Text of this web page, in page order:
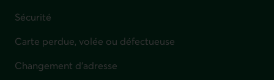
Sécurité
Carte perdue, volée ou défectueuse
Changement d'adresse